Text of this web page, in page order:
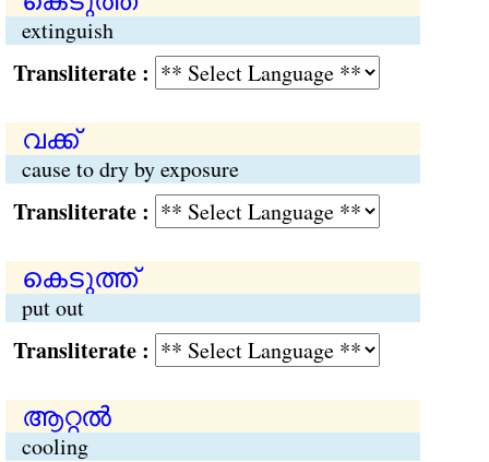
extinguish
:
വക്ക്
cause to dry by exposure
:
കെടുത്ത്
put out
:
ആറ്റല്‍
cooling